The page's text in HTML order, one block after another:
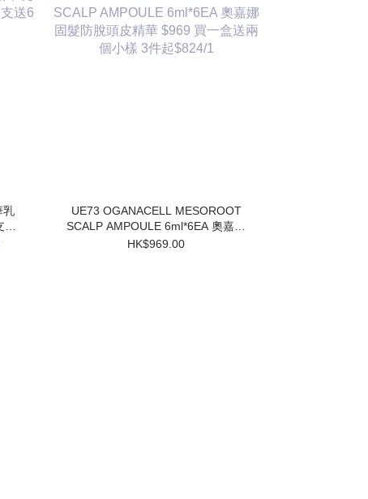
UE73 OGANACELL MESOROOT
SCALP AMPOULE 6ml*6EA 奧嘉娜
固髮防脫頭皮精華 $969 買一盒送兩
HK$969.00